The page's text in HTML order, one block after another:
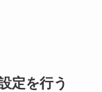
定を行う